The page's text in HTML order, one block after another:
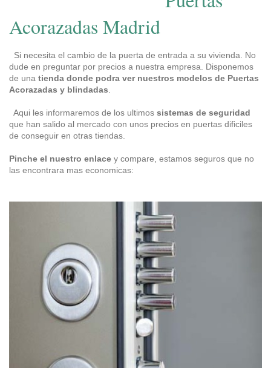
Acorazadas Madrid
Si necesita el cambio de la puerta de entrada a su vivienda. No
dude en preguntar por precios a nuestra empresa. Disponemos
de una tienda donde podra ver nuestros modelos de Puertas
Acorazadas y blindadas.
Aqui les informaremos de los ultimos sistemas de seguridad
que han salido al mercado con unos precios en puertas dificiles
de conseguir en otras tiendas.
Pinche el nuestro enlace y compare, estamos seguros que no
las encontrara mas economicas: